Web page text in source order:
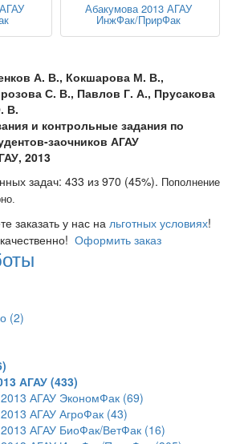
Абакумова 2013 АГАУ
ИнжФак/ПрирФак
А. В., Кокшарова М. В.,
С. В., Павлов Г. А., Прусакова
В.
и контрольные задания по
заочников АГАУ
2013
задач: 433 из 970 (45%). Пополнение
заказать у нас на льготных условиях!
Оформить заказ
(2)
АГАУ (433)
АГАУ ЭкономФак (69)
АГАУ АгроФак (43)
АГАУ БиоФак/ВетФак (16)